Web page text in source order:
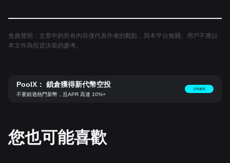
免責聲明：文章中的所有內容僅代表作者的觀點，與本平台無關。用戶不應以
本文作為投資決策的參考。
PoolX： 鎖倉獲得新代幣空投
不要錯過熱門新幣，且APR 高達 10%+
立即參與
您也可能喜歡